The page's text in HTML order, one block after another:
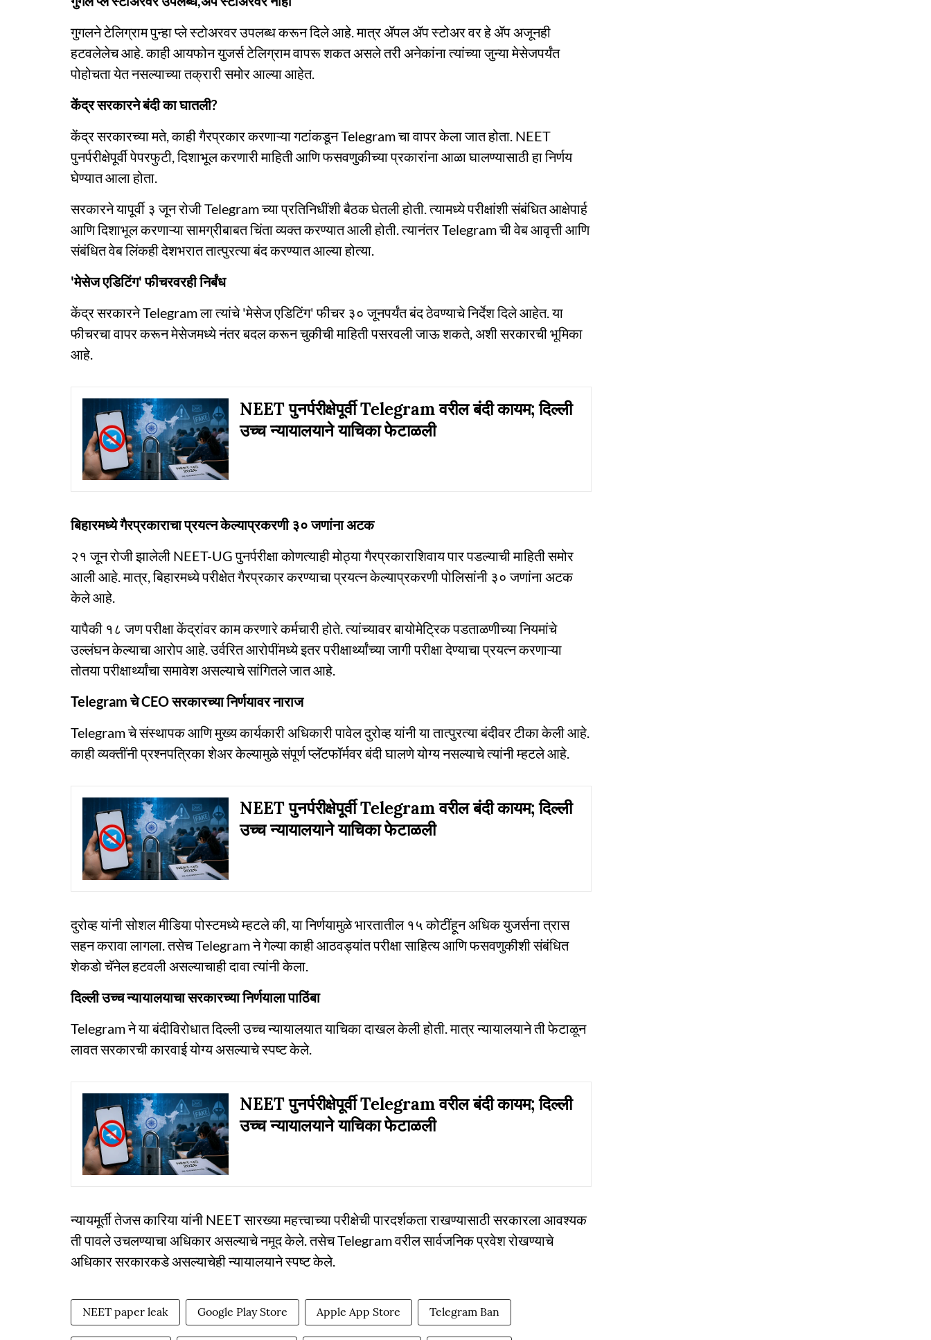
गुगलने टेलिग्राम पुन्हा प्ले स्टोअरवर उपलब्ध करून दिले आहे. मात्र ॲपल ॲप स्टोअर वर हे ॲप अजूनही
हटवलेलेच आहे. काही आयफोन युजर्स टेलिग्राम वापरू शकत असले तरी अनेकांना त्यांच्या जुन्या मेसेजपर्यंत
पोहोचता येत नसल्याच्या तक्रारी समोर आल्या आहेत.
केंद्र सरकारने बंदी का घातली?
केंद्र सरकारच्या मते, काही गैरप्रकार करणाऱ्या गटांकडून Telegram चा वापर केला जात होता. NEET
पुनर्परीक्षेपूर्वी पेपरफुटी, दिशाभूल करणारी माहिती आणि फसवणुकीच्या प्रकारांना आळा घालण्यासाठी हा निर्णय
घेण्यात आला होता.
सरकारने यापूर्वी ३ जून रोजी Telegram च्या प्रतिनिधींशी बैठक घेतली होती. त्यामध्ये परीक्षांशी संबंधित आक्षेपार्ह
आणि दिशाभूल करणाऱ्या सामग्रीबाबत चिंता व्यक्त करण्यात आली होती. त्यानंतर Telegram ची वेब आवृत्ती आणि
संबंधित वेब लिंकही देशभरात तात्पुरत्या बंद करण्यात आल्या होत्या.
'मेसेज एडिटिंग' फीचरवरही निर्बंध
केंद्र सरकारने Telegram ला त्यांचे 'मेसेज एडिटिंग' फीचर ३० जूनपर्यंत बंद ठेवण्याचे निर्देश दिले आहेत. या
फीचरचा वापर करून मेसेजमध्ये नंतर बदल करून चुकीची माहिती पसरवली जाऊ शकते, अशी सरकारची भूमिका
आहे.
NEET पुनर्परीक्षेपूर्वी Telegram वरील बंदी कायम; दिल्ली
उच्च न्यायालयाने याचिका फेटाळली
बिहारमध्ये गैरप्रकाराचा प्रयत्न केल्याप्रकरणी ३० जणांना अटक
२१ जून रोजी झालेली NEET-UG पुनर्परीक्षा कोणत्याही मोठ्या गैरप्रकाराशिवाय पार पडल्याची माहिती समोर
आली आहे. मात्र, बिहारमध्ये परीक्षेत गैरप्रकार करण्याचा प्रयत्न केल्याप्रकरणी पोलिसांनी ३० जणांना अटक
केले आहे.
यापैकी १८ जण परीक्षा केंद्रांवर काम करणारे कर्मचारी होते. त्यांच्यावर बायोमेट्रिक पडताळणीच्या नियमांचे
उल्लंघन केल्याचा आरोप आहे. उर्वरित आरोपींमध्ये इतर परीक्षार्थ्यांच्या जागी परीक्षा देण्याचा प्रयत्न करणाऱ्या
तोतया परीक्षार्थ्यांचा समावेश असल्याचे सांगितले जात आहे.
Telegram चे CEO सरकारच्या निर्णयावर नाराज
Telegram चे संस्थापक आणि मुख्य कार्यकारी अधिकारी पावेल दुरोव्ह यांनी या तात्पुरत्या बंदीवर टीका केली आहे.
काही व्यक्तींनी प्रश्नपत्रिका शेअर केल्यामुळे संपूर्ण प्लॅटफॉर्मवर बंदी घालणे योग्य नसल्याचे त्यांनी म्हटले आहे.
NEET पुनर्परीक्षेपूर्वी Telegram वरील बंदी कायम; दिल्ली
उच्च न्यायालयाने याचिका फेटाळली
दुरोव्ह यांनी सोशल मीडिया पोस्टमध्ये म्हटले की, या निर्णयामुळे भारतातील १५ कोटींहून अधिक युजर्सना त्रास
सहन करावा लागला. तसेच Telegram ने गेल्या काही आठवड्यांत परीक्षा साहित्य आणि फसवणुकीशी संबंधित
शेकडो चॅनेल हटवली असल्याचाही दावा त्यांनी केला.
दिल्ली उच्च न्यायालयाचा सरकारच्या निर्णयाला पाठिंबा
Telegram ने या बंदीविरोधात दिल्ली उच्च न्यायालयात याचिका दाखल केली होती. मात्र न्यायालयाने ती फेटाळून
लावत सरकारची कारवाई योग्य असल्याचे स्पष्ट केले.
NEET पुनर्परीक्षेपूर्वी Telegram वरील बंदी कायम; दिल्ली
उच्च न्यायालयाने याचिका फेटाळली
न्यायमूर्ती तेजस कारिया यांनी NEET सारख्या महत्त्वाच्या परीक्षेची पारदर्शकता राखण्यासाठी सरकारला आवश्यक
ती पावले उचलण्याचा अधिकार असल्याचे नमूद केले. तसेच Telegram वरील सार्वजनिक प्रवेश रोखण्याचे
अधिकार सरकारकडे असल्याचेही न्यायालयाने स्पष्ट केले.
NEET paper leak Google Play Store Apple App Store Telegram Ban